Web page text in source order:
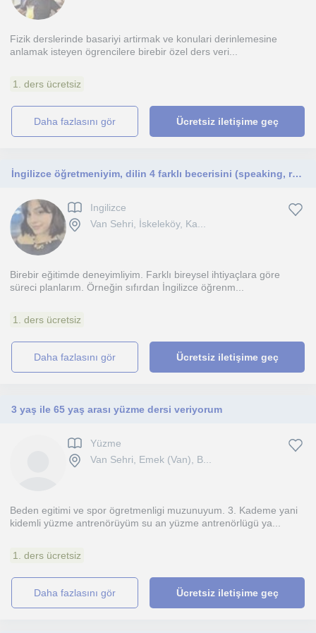
Fizik derslerinde basariyi artirmak ve konulari derinlemesine
anlamak isteyen ögrencilere birebir özel ders veri...
1. ders ücretsiz
daha fazlasını gör Ücretsiz iletişime geç
İngilizce öğretmeniyim, dilin 4 farklı becerisini (speaking, reading vs.) geliştirmek isteyen herkese yönelik dersler planlıyorum.
Ingilizce
Van Sehri, İskeleköy, Ka...
Birebir eğitimde deneyimliyim. Farklı bireysel ihtiyaçlara göre
süreci planlarım. Örneğin sıfırdan İngilizce öğrenm...
1. ders ücretsiz
daha fazlasını gör Ücretsiz iletişime geç
3 yaş ile 65 yaş arası yüzme dersi veriyorum
Yüzme
Van Sehri, Emek (Van), B...
Beden egitimi ve spor ögretmenligi muzunuyum. 3. Kademe yani
kidemli yüzme antrenörüyüm su an yüzme antrenörlügü ya...
1. ders ücretsiz
daha fazlasını gör Ücretsiz iletişime geç